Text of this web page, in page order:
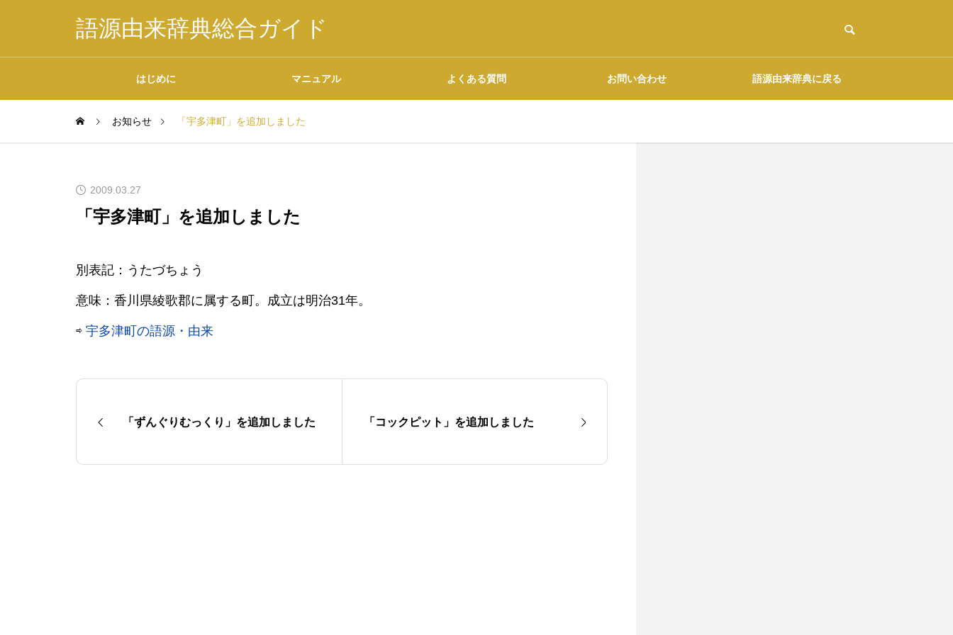
語源由来辞典総合ガイド
はじめに マニュアル よくある質問 お問い合わせ 語源由来辞典に戻る
いて
お知らせ 「宇多津町」を追加しました
2009.03.27
「宇多津町」を追加しました
別表記：うたづちょう
意味：香川県綾歌郡に属する町。成立は明治31年。
⇨ 宇多津町の語源・由来
「ずんぐりむっくり」を追加しました 「コックピット」を追加しました